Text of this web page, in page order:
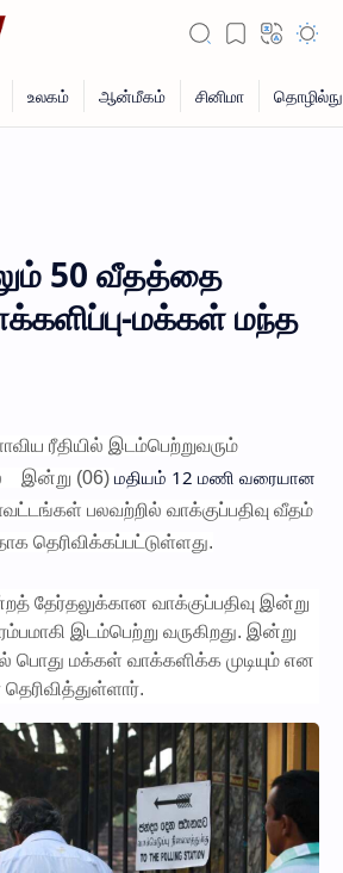
50 வீதத்தை
மக்கள் மந்த
ரீதியில் இடம்பெற்றுவரும்
இன்று (06) மதியம் 12 மணி வரையான
பலவற்றில் வாக்குப்பதிவு வீதம்
தெரிவிக்கப்பட்டுள்ளது.
தேர்தலுக்கான வாக்குப்பதிவு இன்று
இடம்பெற்று வருகிறது. இன்று
மக்கள் வாக்களிக்க முடியும் என